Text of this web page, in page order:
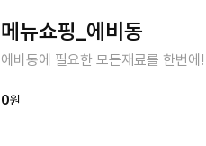
메뉴쇼핑_에비동
에비동에 필요한 모든재료를 한번에!
0원